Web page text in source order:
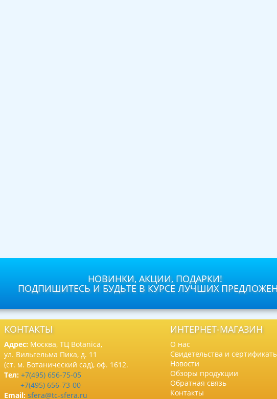
НОВИНКИ, АКЦИИ, ПОДАРКИ!
ПОДПИШИТЕСЬ И БУДЬТЕ В КУРСЕ ЛУЧШИХ
КОНТАКТЫ
Адрес: Москва, ТЦ Botanica,
ул. Вильгельма Пика, д. 11
(ст. м. Ботанический сад), оф. 1612.
Тел: +7(495) 656-75-05
+7(495) 656-73-00
Email: sfera@tc-sfera.ru
ИНТЕРНЕТ-МАГАЗИН
О нас
Свидетельства и
Новости
Обзоры продукции
Обратная связь
Контакты